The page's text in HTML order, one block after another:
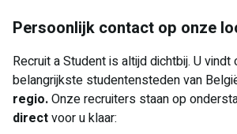
Persoonlijk contact op onze
Recruit a Student is altijd dichtbij. U
belangrijkste studentensteden van
regio.Onze recruiters staan op
directvoor u klaar: